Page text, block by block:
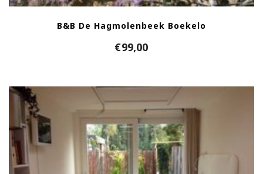
B&B De Hagmolenbeek Boekelo
€99,00